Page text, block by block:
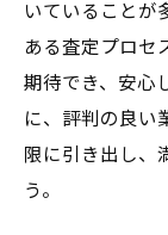
いていることが
ある査定プロセ
期待でき、安心
に、評判の良い
限に引き出し、
う。